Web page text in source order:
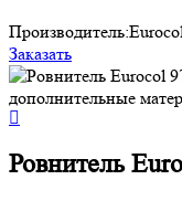
Производитель:
Заказать
Ровнитель